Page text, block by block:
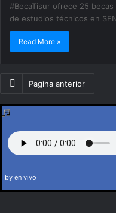
#BecaTisur ofrece 25
de estudios técnicos en
Read More »
Pagina anterior
by en vivo